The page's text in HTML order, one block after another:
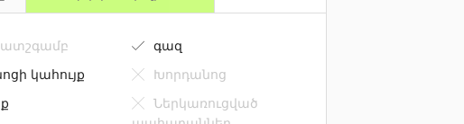
գազ
կահույք
Խորդանոց
Ներկառուցված